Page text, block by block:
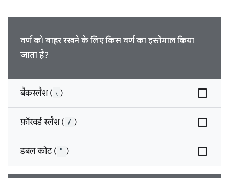
वर्ण को बाहर रखने के लिए किस वर्ण का इस्तेमाल किया
जाता है?
बैकस्लैश ( ∖ )
फ़ॉरवर्ड स्लैश ( / )
डबल कोट ( " )